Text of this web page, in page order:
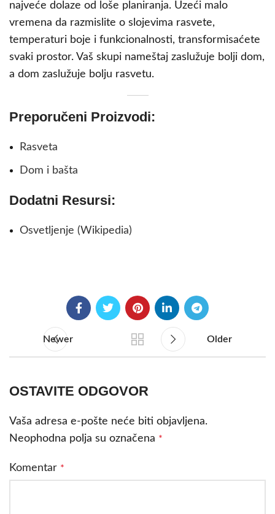
najveće dolaze od loše planiranja. Uzeći malo
vremena da razmislite o slojevima rasvete,
temperaturi boje i funkcionalnosti, transformisaćete
svaki prostor. Vaš skupi nameštaj zaslužuje bolji dom,
a dom zaslužuje bolju rasvetu.
Preporučeni Proizvodi:
Rasveta
Dom i bašta
Dodatni Resursi:
Osvetljenje (Wikipedia)
Newer Older
OSTAVITE ODGOVOR
Vaša adresa e-pošte neće biti objavljena.
Neophodna polja su označena *
Komentar *